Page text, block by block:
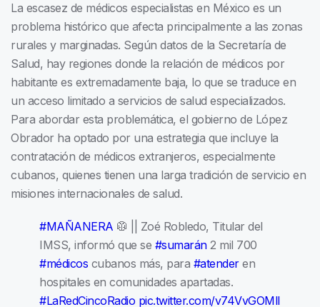
La escasez de médicos especialistas en México es un
problema histórico que afecta principalmente a las zonas
rurales y marginadas. Según datos de la Secretaría de
Salud, hay regiones donde la relación de médicos por
habitante es extremadamente baja, lo que se traduce en
un acceso limitado a servicios de salud especializados.
Para abordar esta problemática, el gobierno de López
Obrador ha optado por una estrategia que incluye la
contratación de médicos extranjeros, especialmente
cubanos, quienes tienen una larga tradición de servicio en
misiones internacionales de salud.
#MAÑANERA 🥼 || Zoé Robledo, Titular del
IMSS, informó que se #sumarán2 mil 700
#médicos cubanos más, para #atenderen
hospitales en comunidades apartadas.
#LaRedCincoRadio pic.twitter.com/v74VvGOMlI